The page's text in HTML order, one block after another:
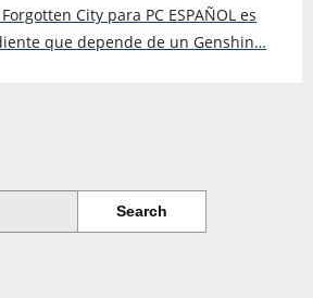
City para PC ESPAÑOL es
que depende de un Genshin…